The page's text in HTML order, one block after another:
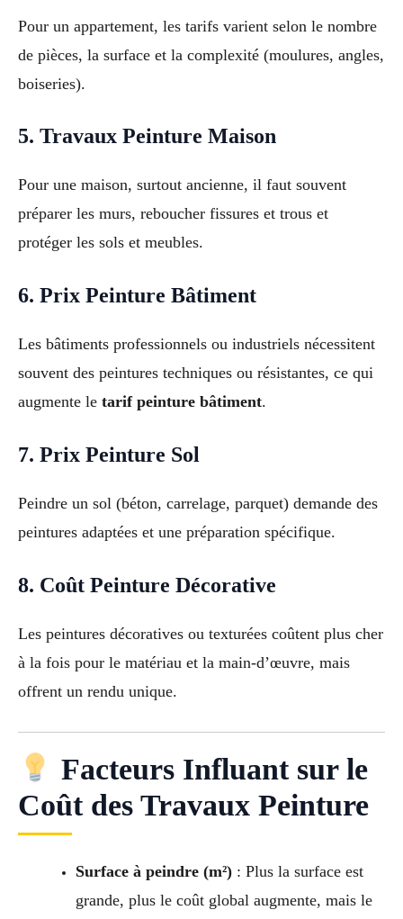
Pour un appartement, les tarifs varient selon le nombre
de pièces, la surface et la complexité (moulures, angles,
boiseries).
5. Travaux Peinture Maison
Pour une maison, surtout ancienne, il faut souvent
préparer les murs, reboucher fissures et trous et
protéger les sols et meubles.
6. Prix Peinture Bâtiment
Les bâtiments professionnels ou industriels nécessitent
souvent des peintures techniques ou résistantes, ce qui
augmente le tarif peinture bâtiment.
7. Prix Peinture Sol
Peindre un sol (béton, carrelage, parquet) demande des
peintures adaptées et une préparation spécifique.
8. Coût Peinture Décorative
Les peintures décoratives ou texturées coûtent plus cher
à la fois pour le matériau et la main-d’œuvre, mais
offrent un rendu unique.
Facteurs Influant sur le
Coût des Travaux Peinture
Surface à peindre (m²): Plus la surface est
grande, plus le coût global augmente, mais le